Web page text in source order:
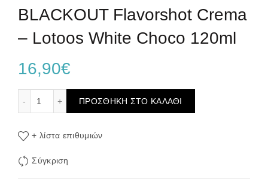
BLACKOUT Flavorshot Crema
– Lotoos White Choco 120ml
16,90€
ΠΡΟΣΘΉΚΗ ΣΤΟ ΚΑΛΆΘΙ
+ λίστα επιθυμιών
Σύγκριση